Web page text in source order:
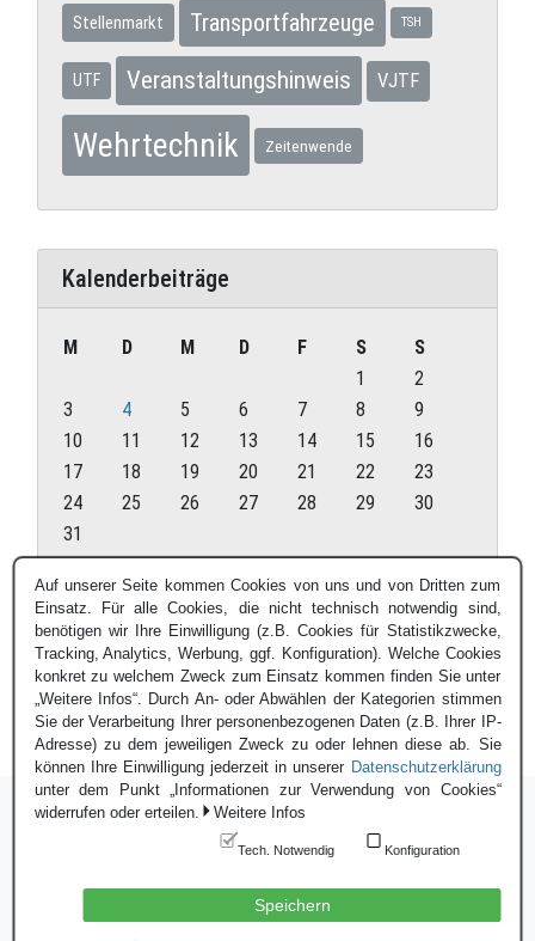
Stellenmarkt Transportfahrzeuge TSH
UTF Veranstaltungshinweis VJTF
Wehrtechnik Zeitenwende
Kalenderbeiträge
August 2026
M D M D F S
S
1
2
3
4 5 6 7 8
9
10
11 12 13 14 15
16
17
18 19 20 21 22
23
24
25 26 27 28 29
30
31
« Juli
© Blauer Bund e.V. - 2026
Auf unserer Seite kommen Cookies von uns und von Dritten zum
Einsatz. Für alle Cookies, die nicht technisch notwendig sind,
benötigen wir Ihre Einwilligung (z.B. Cookies für Statistikzwecke,
Tracking, Analytics, Werbung, ggf. Konfiguration). Welche Cookies
konkret zu welchem Zweck zum Einsatz kommen finden Sie unter
„Weitere Infos“. Durch An- oder Abwählen der Kategorien stimmen
Sie der Verarbeitung Ihrer personenbezogenen Daten (z.B. Ihrer IP-
Adresse) zu dem jeweiligen Zweck zu oder lehnen diese ab. Sie
können Ihre Einwilligung jederzeit in unserer Datenschutzerklärung
unter dem Punkt „Informationen zur Verwendung von Cookies“
widerrufen oder erteilen.
Weitere Infos
Tech. Notwendig Konfiguration
Speichern